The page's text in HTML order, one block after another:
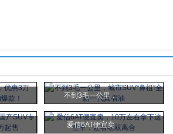
不到3毛一公里，
爱信6AT便宜卖